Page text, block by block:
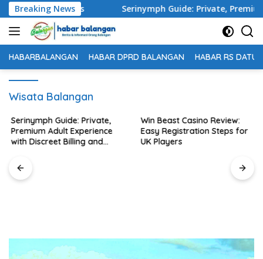
Langsung
ke
konten
Breaking News
requirements Serinymph Guide: Private, Premium
HABARBALANGAN HABAR DPRD BALANGAN HABAR RS DATU
Wisata Balangan
Serinymph Guide: Private,
Premium Adult Experience
with Discreet Billing and
Win Beast Casino Review:
Easy Registration Steps for
UK Players